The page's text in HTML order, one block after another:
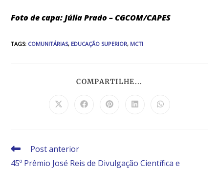
Foto de capa: Júlia Prado – CGCOM/CAPES
TAGS: COMUNITÁRIAS, EDUCAÇÃO SUPERIOR, MCTI
COMPARTILHE...
Post anterior
45º Prêmio José Reis de Divulgação Científica e